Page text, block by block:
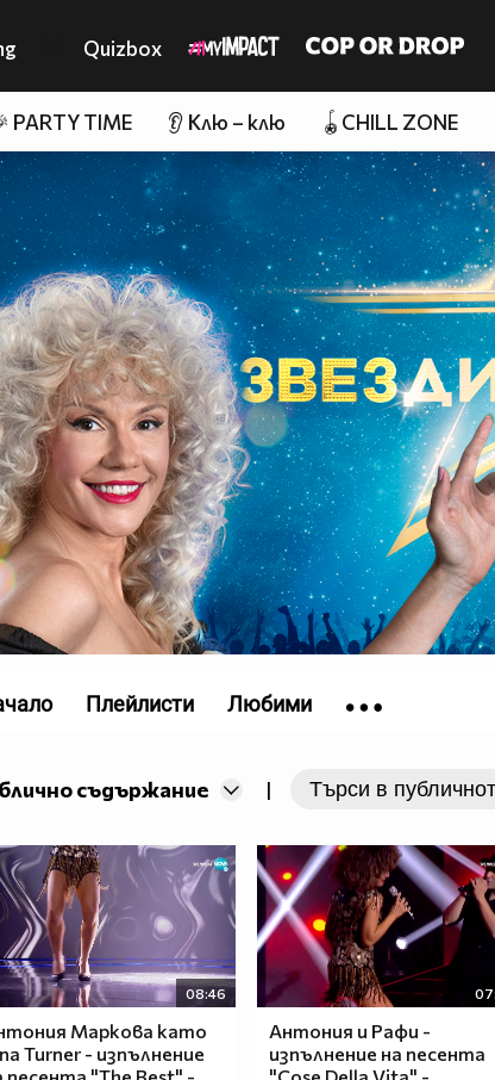
Quizbox
PARTY TIME 👂 Клю – клю 🪀CHILL ZONE
съдържание |
08:46
Маркова като
Turner - изпълнение
Антония и Рафи -
изпълнение на песента
Плейлисти Любими